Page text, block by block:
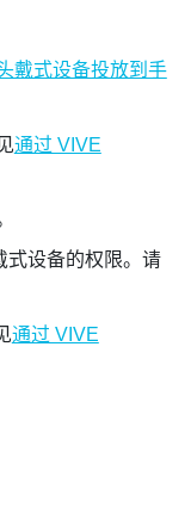
戴式设备投放到手
通过 VIVE
设备的权限。请
通过 VIVE